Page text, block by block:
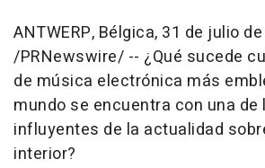
ANTWERP, Bélgica, 31 de julio
/PRNewswire/ -- ¿Qué sucede
de música electrónica más
mundo se encuentra con una
influyentes de la actualidad
interior?